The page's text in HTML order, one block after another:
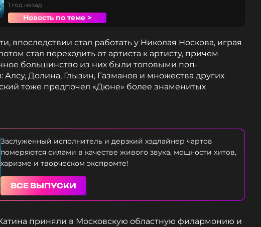
1 год назад
Новость по теме >
впоследствии стал работать у Николая Носкова, играя
стал переходить от артиста к артисту, причем
большинство из них были топовыми поп-
Алсу, Долина, Глызин, Газманов и множества других
тоже предпочел «Дюне» более знаменитых
Заслуженный исполнитель и дерзкий хэдлайнер чартов
померяются силами в качестве живого звука, мощности хитов,
харизме и творческом экспромте!
ВСЕ ВЫПУСКИ
приняли в Московскую областную филармонию и